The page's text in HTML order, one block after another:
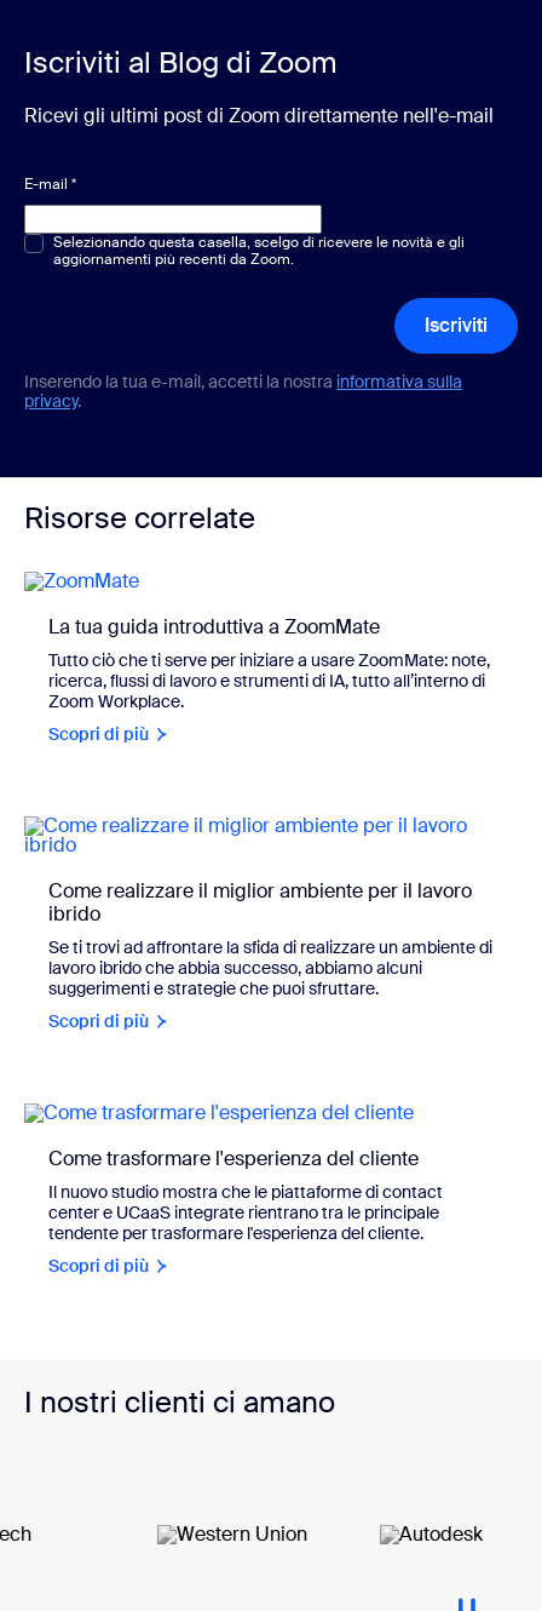
Iscriviti al Blog di Zoom
Ricevi gli ultimi post di Zoom direttamente nell'e-mail
E-mail *
Scelta multipla o singola*
Selezionando questa casella, scelgo di ricevere le novità e gli
aggiornamenti più recenti da Zoom.
Iscriviti
Inserendo la tua e-mail, accetti la nostra informativa sulla
privacy.
Risorse correlate
La tua guida introduttiva a ZoomMate
Tutto ciò che ti serve per iniziare a usare ZoomMate: note,
ricerca, flussi di lavoro e strumenti di IA, tutto all’interno di
Zoom Workplace.
Scopri di più
Come realizzare il miglior ambiente per il lavoro
ibrido
Se ti trovi ad affrontare la sfida di realizzare un ambiente di
lavoro ibrido che abbia successo, abbiamo alcuni
suggerimenti e strategie che puoi sfruttare.
Scopri di più
Come trasformare l'esperienza del cliente
Il nuovo studio mostra che le piattaforme di contact
center e UCaaS integrate rientrano tra le principale
tendente per trasformare l'esperienza del cliente.
Scopri di più
I nostri clienti ci amano